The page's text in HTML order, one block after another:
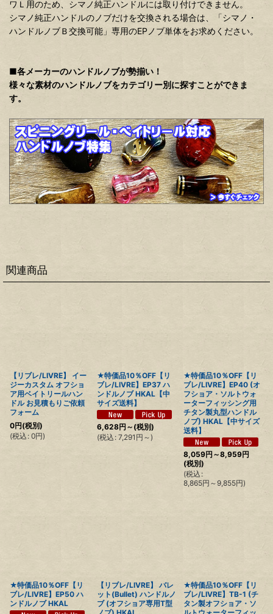
ワＬ用のため、シマノ純正ハンドルには取り付けできません。
シマノ純正ハンドルのノブだけを交換される場合は、「シマノ・
ハンドルノブＢ交換可能」専用のEPノブ単体をお求めください。
■各メーカーのハンドルノブが勢揃い！
様々な素材のハンドルノブをカテゴリー別に探すことができま
す。
関連商品
【リブレ/LIVRE】 イー
ジーカスタム オフショ
ア用ベイトリールハン
ドル お見積もりご依頼
フォーム
0円(税別)
(税込 : 0円)
★特価品10％OFF【リ
ブレ/LIVRE】EP37 ハ
ンドルノブ HKAL【中
サイズ送料】
6,628円 ～ (税別)
(税込 : 7,291 円 ～)
★特価品10％OFF【リ
ブレ/LIVRE】EP40 (オ
フショア・ソルトウォ
ーターフィッシング用
チタン製丸型ハンドル
ノブ) HKAL【中サイズ
送料】
8,059円 ～8,959円
(税別)
(税込 :
8,865円 ～9,855円)
★特価品10％OFF【リ
ブレ/LIVRE】EP50 ハ
ンドルノブ HKAL
【リブレ/LIVRE】 バレ
ット(Bullet) ハンドルノ
ブ (オフショア専用T型
★特価品10％OFF【リ
ブレ/LIVRE】TB-1 (チ
タン製オフショア・ソ